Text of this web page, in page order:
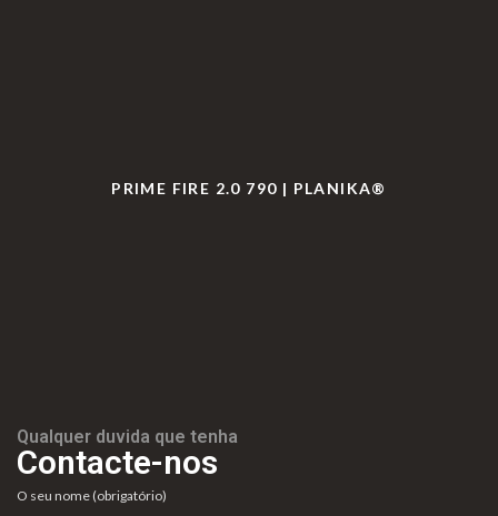
PRIME FIRE 2.0 790 | PLANIKA®
Qualquer duvida que tenha
Contacte-nos
O seu nome (obrigatório)